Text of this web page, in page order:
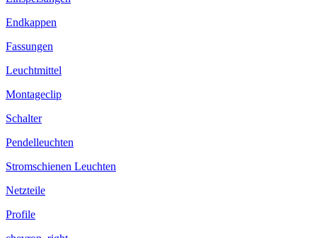
Endkappen
Fassungen
Leuchtmittel
Montageclip
Schalter
Pendelleuchten
Stromschienen Leuchten
Netzteile
Profile